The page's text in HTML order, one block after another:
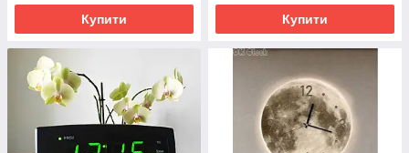
Купити Купити